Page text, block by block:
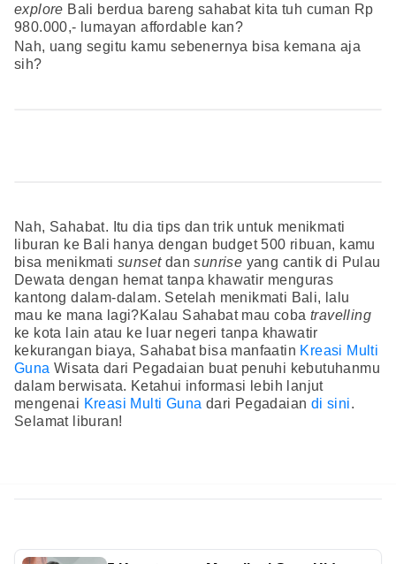
explore Bali berdua bareng sahabat kita tuh cuman Rp
980.000,- lumayan affordable kan?
Nah, uang segitu kamu sebenernya bisa kemana aja
sih?
Nah, Sahabat. Itu dia tips dan trik untuk menikmati
liburan ke Bali hanya dengan budget 500 ribuan, kamu
bisa menikmatisunset dansunrise yang cantik di Pulau
Dewata dengan hemat tanpa khawatir menguras
kantong dalam-dalam. Setelah menikmati Bali, lalu
mau ke mana lagi?Kalau Sahabat mau coba travelling
ke kota lain atau ke luar negeri tanpa khawatir
kekurangan biaya, Sahabat bisa manfaatin Kreasi Multi
Guna Wisata dari Pegadaian buat penuhi kebutuhanmu
dalam berwisata. Ketahui informasi lebih lanjut
mengenai Kreasi Multi Guna dari Pegadaian di sini.
Selamat liburan!